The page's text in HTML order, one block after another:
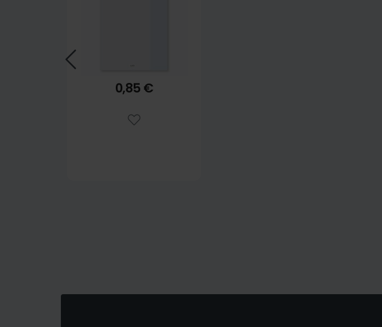
0,85 €